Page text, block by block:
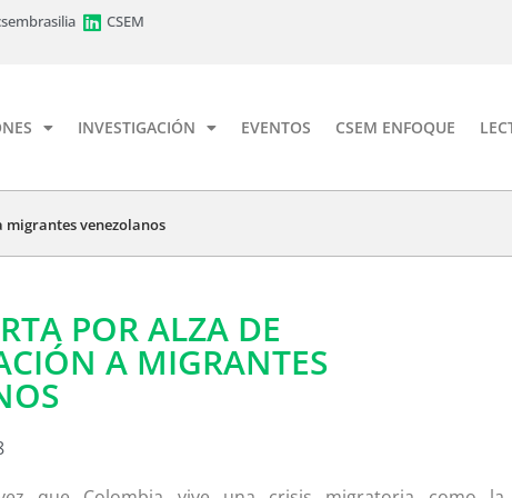
CSEM
INVESTIGACIÓN EVENTOS CSEM ENFOQUE
venezolanos
POR ALZA DE
A MIGRANTES